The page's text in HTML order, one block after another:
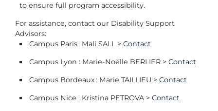
to ensure full program accessibility.
For assistance, contact our Disability Support
Advisors:
Campus Paris : Mali SALL >Contact
Campus Lyon : Marie-Noëlle BERLIER >Contact
Campus Bordeaux : Marie TAILLIEU >Contact
Campus Nice : Kristina PETROVA >Contact